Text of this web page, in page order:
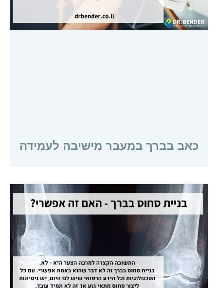
כאב בברך במעבר מישיבה לעמידה